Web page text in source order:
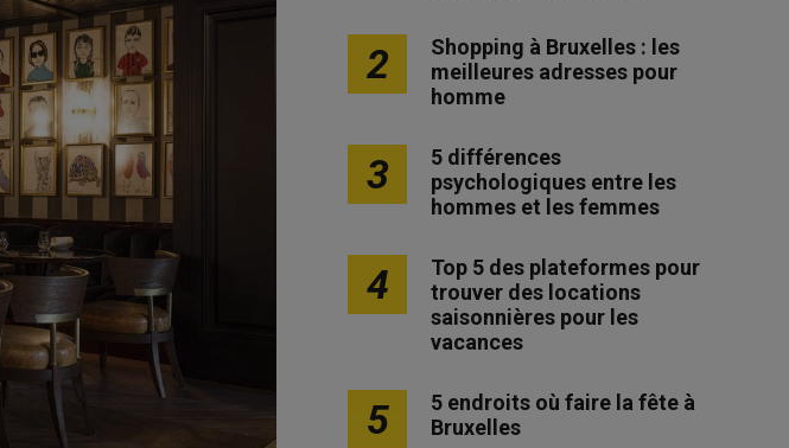
2
Shopping à Bruxelles : les
meilleures adresses pour
homme
3
5 différences
psychologiques entre les
hommes et les femmes
4
Top 5 des plateformes pour
trouver des locations
saisonnières pour les
vacances
5
5 endroits où faire la fête à
Bruxelles